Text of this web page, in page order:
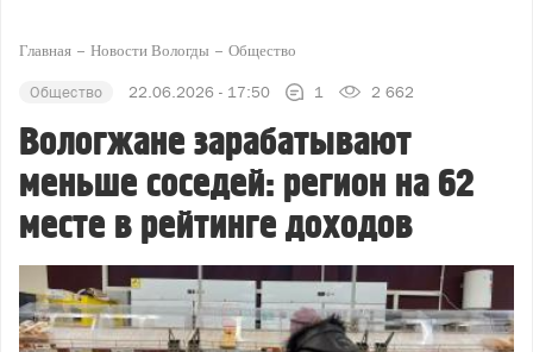
Главная Новости Вологды Общество
Общество 22.06.2026 - 17:50 1 2 662
Вологжане зарабатывают
меньше соседей: регион на 62
месте в рейтинге доходов